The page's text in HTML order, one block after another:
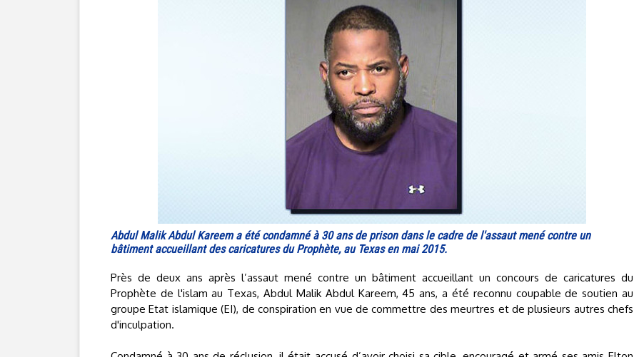
Abdul Malik Abdul Kareem a été condamné à 30 ans de prison dans le cadre de l'assaut mené contre un
bâtiment accueillant des caricatures du Prophète, au Texas en mai 2015.
Près de deux ans après l’assaut mené contre un bâtiment accueillant un concours de caricatures du
Prophète de l'islam au Texas, Abdul Malik Abdul Kareem, 45 ans, a été reconnu coupable de soutien au
groupe Etat islamique (EI), de conspiration en vue de commettre des meurtres et de plusieurs autres chefs
d'inculpation.